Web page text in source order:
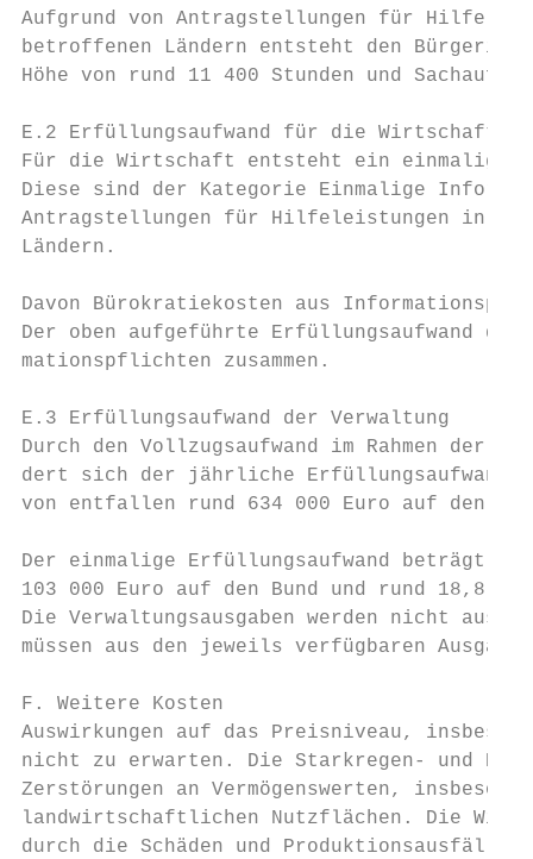
Aufgrund von Antragstellungen für
betroffenen Ländern entsteht den
Höhe von rund 11 400 Stunden und
E.2 Erfüllungsaufwand für die Wirtschaft
Für die Wirtschaft entsteht ein einmaliger
Diese sind der Kategorie Einmalige
Antragstellungen für Hilfeleistungen in den
Ländern.
Davon Bürokratiekosten aus
Der oben aufgeführte Erfüllungsaufwand
mationspflichten zusammen.
E.3 Erfüllungsaufwand der Verwaltung
Durch den Vollzugsaufwand im Rahmen der
dert sich der jährliche Erfüllungsaufwand
von entfallen rund 634 000 Euro auf den
Der einmalige Erfüllungsaufwand beträgt
103 000 Euro auf den Bund und rund 18,8
Die Verwaltungsausgaben werden nicht aus
müssen aus den jeweils verfügbaren
F. Weitere Kosten
Auswirkungen auf das Preisniveau,
nicht zu erwarten. Die Starkregen- und
Zerstörungen an Vermögenswerten,
landwirtschaftlichen Nutzflächen. Die
durch die Schäden und Produktionsausfälle